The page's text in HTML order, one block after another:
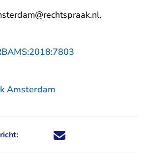
Amsterdam
Deel dit nieuwsbericht via X -
Deel dit nieuwsbericht via
Deel dit nieuwsbericht
Deel dit